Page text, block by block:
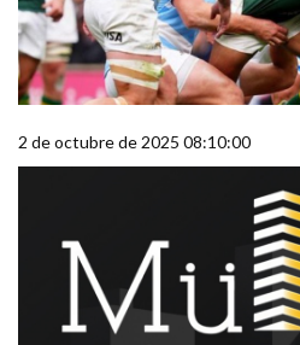
2 de octubre de 2025 08:10:00